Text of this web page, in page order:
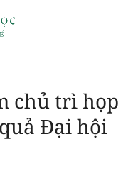
chủ trì họp
Đại hội